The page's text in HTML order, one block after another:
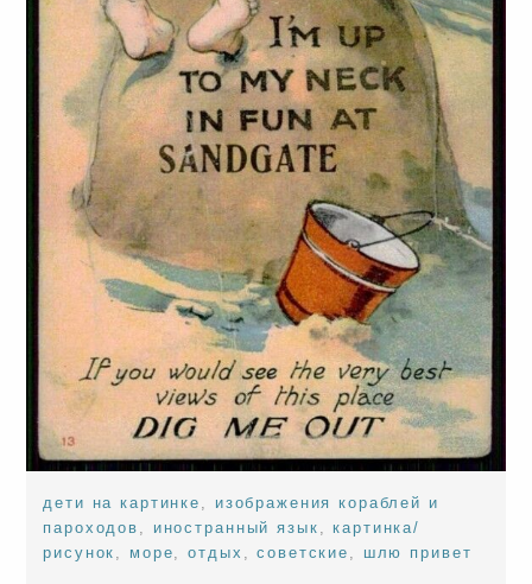
дети на картинке , изображения кораблей и
пароходов , иностранный язык ,картинка/
рисунок , море,отдых ,советские , шлю привет